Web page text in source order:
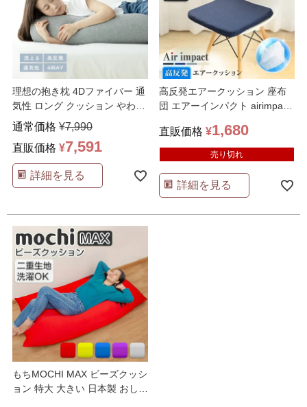
理想の抱き枕 4Dファイバー 通
気性 ロング クッション やわら
かい 高反発 コ…
通常価格 ¥7,990
直販価格 ¥7,591
詳細を見る
高反発エアークッション 座布
団 エアーインパクト airimpact
直販価格 ¥1,680
売り切れ
詳細を見る
もちMOCHI MAX ビーズクッシ
ョン 特大 大きい 日本製 おしゃ